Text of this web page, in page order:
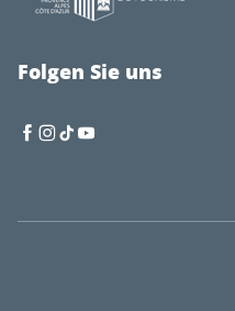
Folgen Sie uns